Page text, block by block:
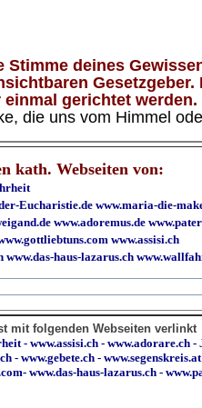
Stimme deines
gerichtet
die uns vom Himmel
kath. Webseiten von:
Eucharistie.de www.maria-die-
www.adoremus.de
www.assisi.ch
www.das-haus-lazarus.ch
mit folgenden Webseiten verlinkt
-www.assisi.ch -www.adorare.ch -
-www.gebete.ch -www.segenskreis.at
-www.das-haus-lazarus.ch -